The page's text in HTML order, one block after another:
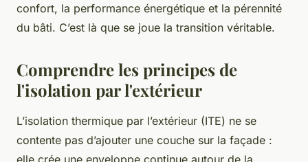
confort, la performance énergétique et la pérennité
du bâti. C’est là que se joue la transition véritable.
Comprendre les principes de
l'isolation par l'extérieur
L’isolation thermique par l’extérieur (ITE) ne se
contente pas d’ajouter une couche sur la façade :
elle crée une enveloppe continue autour de la